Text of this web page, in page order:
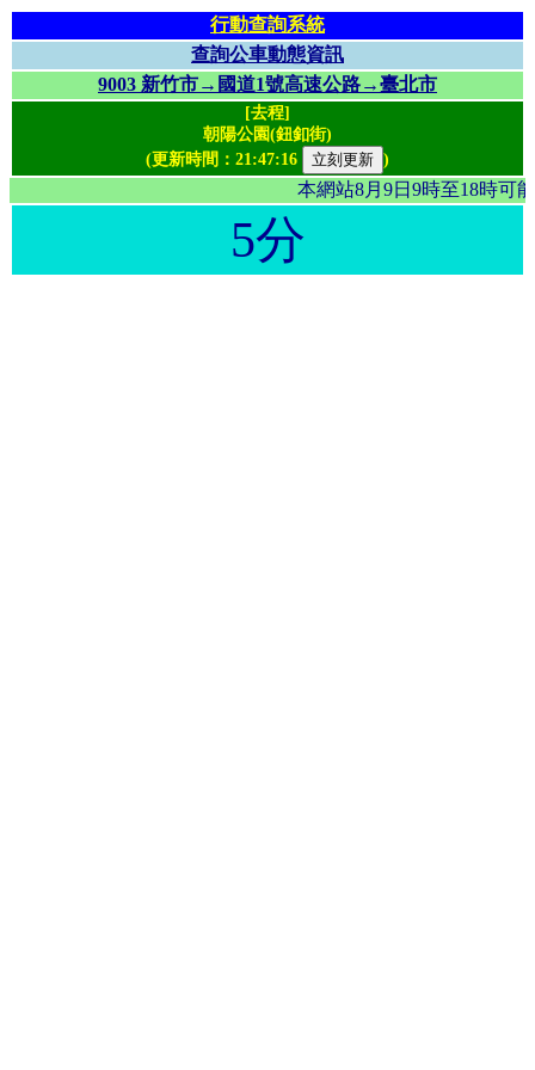
行動查詢系統
查詢公車動態資訊
9003 新竹市→國道1號高速公路→臺北市
[去程]
朝陽公園(鈕釦街)
(更新時間： 21:47:16 )
本網站8月9日9時至18
5分